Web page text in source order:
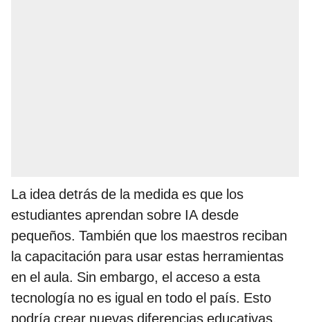
La idea detrás de la medida es que los
estudiantes aprendan sobre IA desde
pequeños. También que los maestros reciban
la capacitación para usar estas herramientas
en el aula. Sin embargo, el acceso a esta
tecnología no es igual en todo el país. Esto
podría crear nuevas diferencias educativas.